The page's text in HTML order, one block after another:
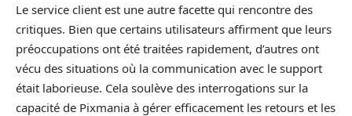
Le service client est une autre facette qui rencontre des
critiques. Bien que certains utilisateurs affirment que leurs
préoccupations ont été traitées rapidement, d’autres ont
vécu des situations où la communication avec le support
était laborieuse. Cela soulève des interrogations sur la
capacité de Pixmania à gérer efficacement les retours et les